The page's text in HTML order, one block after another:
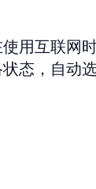
用互联网
态，自动